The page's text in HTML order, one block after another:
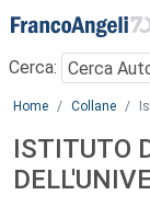
Menu
Cerca:
Main content
Home Collane
ISTITUTO